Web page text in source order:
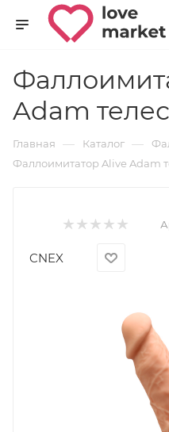
Adam
Главная — Каталог —
Фаллоимитатор Alive Adam
CNEX